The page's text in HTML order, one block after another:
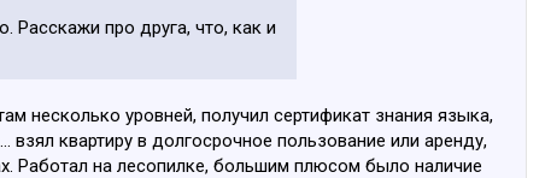
про друга, что, как и
несколько уровней, получил сертификат знания языка,
квартиру в долгосрочное пользование или аренду,
Работал на лесопилке, большим плюсом было наличие